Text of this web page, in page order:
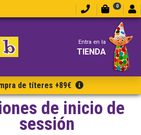
0
Entra en la
TIENDA
de títeres +89€
de inicio de
sessión